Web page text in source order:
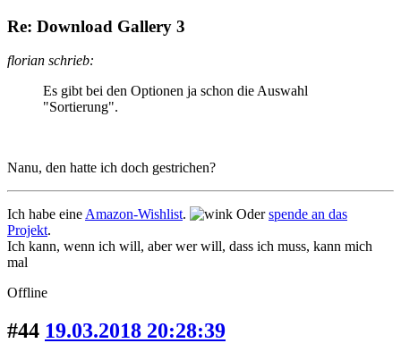
Re: Download Gallery 3
florian schrieb:
Es gibt bei den Optionen ja schon die Auswahl
"Sortierung".
Nanu, den hatte ich doch gestrichen?
Ich habe eine Amazon-Wishlist. Oderspende an das
Projekt.
Ich kann, wenn ich will, aber wer will, dass ich muss, kann mich
mal
Offline
#44 19.03.2018 20:28:39